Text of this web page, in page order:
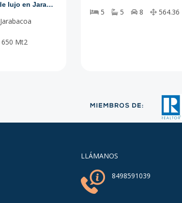
Impresionante villa de lujo en Jarabacoa
Jarabacoa
650 Mt2
5 5 8 564.36
LLÁMANOS
8498591039